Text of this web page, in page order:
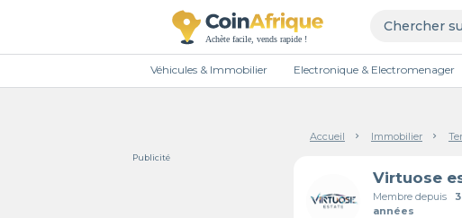
Véhicules & Immobilier Electronique & Electromenager
Accueil Immobilier
Publicité
Virtuose
Membre depuis3
années